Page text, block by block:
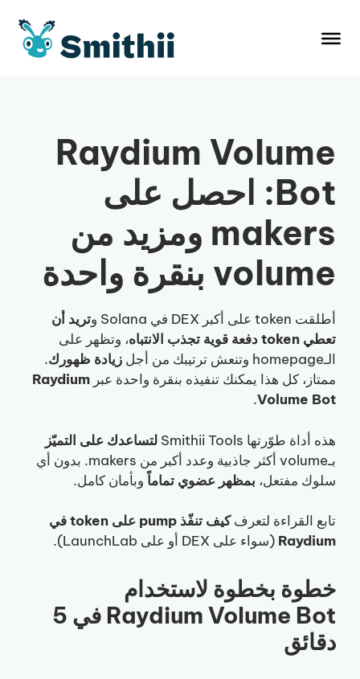
المحتوى
Raydium Volume
Bot: احصل على
makers ومزيد من
volume بنقرة واحدة
أطلقت token على أكبر DEX في Solana و
تريد أن
تعطي token دفعة قوية تجذب الانتباه
، وتظهر على
الـhomepage وتنعش ترتيبك من أجل
زيادة ظهورك.
ممتاز، كل هذا يمكنك تنفيذه بنقرة واحدة عبر Raydium
Volume Bot
.
هذه أداة طوّرتها Smithii Tools
لتساعدك على التميّز
بـvolume أكثر جاذبية وعدد أكبر من makers. بدون أي
سلوك مفتعل، بمظهر عضوي تماماًوبأمان كامل.
تابع القراءة لتعرف
كيف تنفّذ pump على token في
Raydium (سواء على DEX أو على LaunchLab).
خطوة بخطوة لاستخدام
Raydium Volume Bot في 5
دقائق